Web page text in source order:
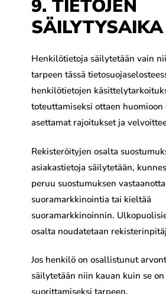
9. TIETOJEN
SÄILYTYSAIKA
Henkilötietoja säilytetään vain
tarpeen tässä
henkilötietojen
toteuttamiseksi ottaen huomioon
asettamat rajoitukset ja
Rekisteröityjen osalta
asiakastietoja säilytetään,
peruu suostumuksen
suoramarkkinointia tai kieltää
suoramarkkinoinnin.
osalta noudatetaan
Jos henkilö on osallistunut
säilytetään niin kauan kuin se